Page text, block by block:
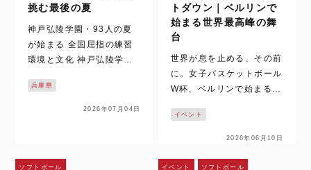
挑む最後の夏
神戸弘陵学園・93人の夏
が始まる 全国屈指の練習
環境と文化 神戸弘陵学園
立ち続ける名門だ。 その9
3名が迎える最後の夏を追
ディション。しかし、神戸
兵庫県
2026年07月04日
トダウン｜ベルリンで
始まる世界最高峰の舞
台
世界が息を止める、その前
に。女子バスケットボール
W杯、ベルリンで始まる時
ケットボールの試合映像
は、テレビや配信、SNS
た。ハイライトや切り取ら
イベント
2026年06月10日
ソフトボール イベント ソフトボール